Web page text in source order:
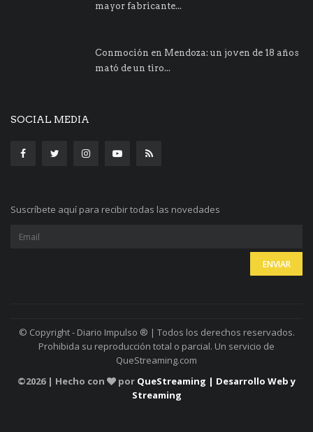
mayor fabricante...
Conmoción en Mendoza: un joven de 18 años
mató de un tiro...
SOCIAL MEDIA
Suscríbete aquí para recibir todas las novedades
© Copyright - Diario Impulso ® | Todos los derechos reservados.
Prohibida su reproducción total o parcial. Un servicio de
QueStreaming.com
©2026 | Hecho con por QueStreaming | Desarrollo Web y
Streaming